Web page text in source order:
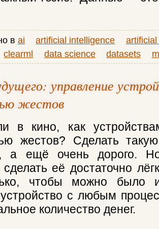
в ai artificial intelligence
clearml data science datasets
управление
жестов
в кино, как
жестов? Сделать
а ещё очень дорого.
сделать её достаточно
чтобы можно было
с любым
количество денег.